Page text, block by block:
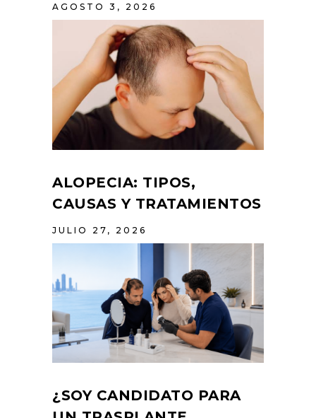
AGOSTO 3, 2026
ALOPECIA: TIPOS,
CAUSAS Y TRATAMIENTOS
JULIO 27, 2026
¿SOY CANDIDATO PARA